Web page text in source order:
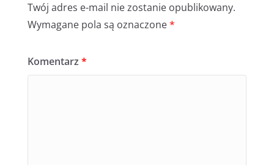
Twój adres e-mail nie zostanie opublikowany.
Wymagane pola są oznaczone*
Komentarz *